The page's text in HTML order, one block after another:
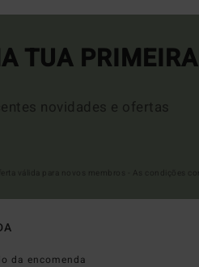
TUA PRIMEIRA
novidades e ofertas
da encomenda